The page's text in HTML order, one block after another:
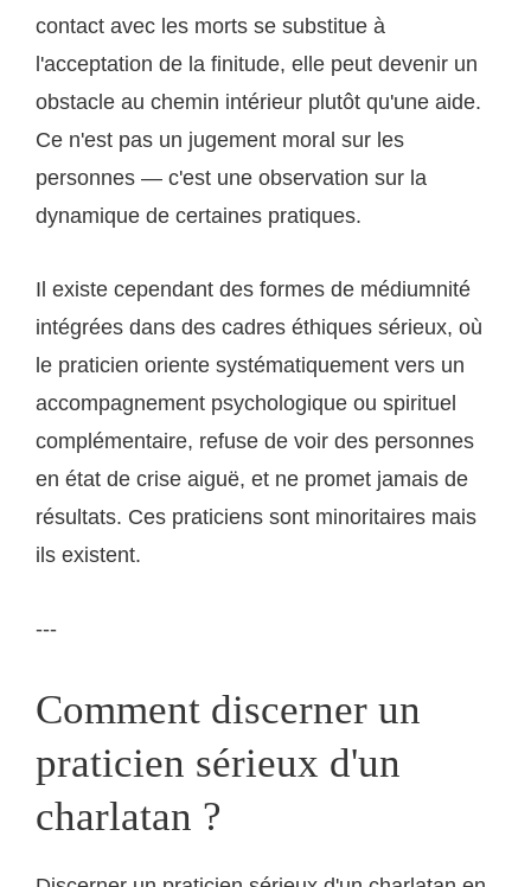
contact avec les morts se substitue à
l'acceptation de la finitude, elle peut devenir un
obstacle au chemin intérieur plutôt qu'une aide.
Ce n'est pas un jugement moral sur les
personnes — c'est une observation sur la
dynamique de certaines pratiques.
Il existe cependant des formes de médiumnité
intégrées dans des cadres éthiques sérieux, où
le praticien oriente systématiquement vers un
accompagnement psychologique ou spirituel
complémentaire, refuse de voir des personnes
en état de crise aiguë, et ne promet jamais de
résultats. Ces praticiens sont minoritaires mais
ils existent.
---
Comment discerner un
praticien sérieux d'un
charlatan ?